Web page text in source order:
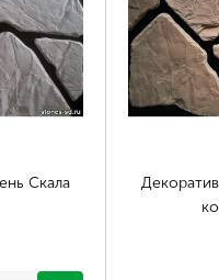
Скала